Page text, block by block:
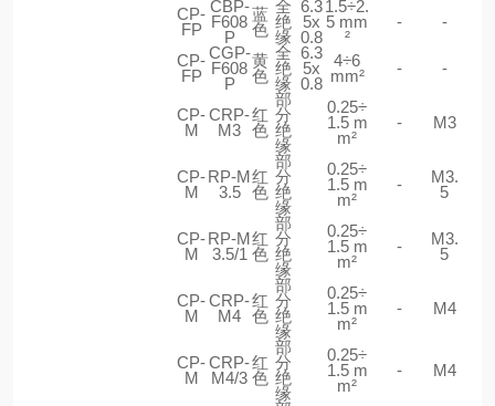
CP-
FP
CBP-
F608
P
蓝
色
全
绝
缘
6.3
5x
0.8
1.5÷2.
5 mm
²
- -
CP-
FP
CGP-
F608
P
黄
色
全
绝
缘
6.3
5x
0.8
4÷6
mm²
- -
CP-
M
CRP-
M3
红
色
部
分
绝
缘
0.25÷
1.5 m
m²
- M3
CP-
M
RP-M
3.5
红
色
部
分
绝
缘
0.25÷
1.5 m
m²
-
M3.
5
CP-
M
RP-M
3.5/1
红
色
部
分
绝
缘
0.25÷
1.5 m
m²
-
M3.
5
CP-
M
CRP-
M4
红
色
部
分
绝
缘
0.25÷
1.5 m
m²
- M4
CP-
M
CRP-
M4/3
红
色
部
分
绝
缘
0.25÷
1.5 m
m²
- M4